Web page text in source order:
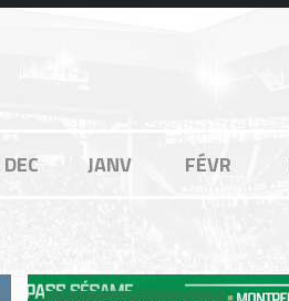
DEC JANV FÉVR